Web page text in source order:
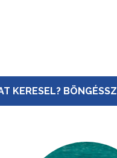
KERESEL?